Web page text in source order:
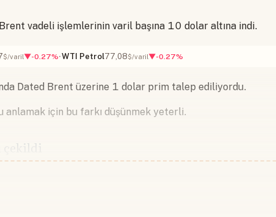
vadeli işlemlerinin varil başına 10 dolar altına indi.
$/varil▼-0.27% WTI Petrol77,08$/varil▼-0.27%
Dated Brent üzerine 1 dolar prim talep ediliyordu.
anlamak için bu farkı düşünmek yeterli.